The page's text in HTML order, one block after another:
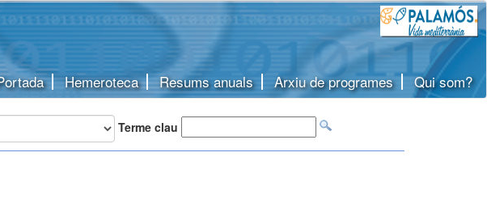
Hemeroteca Resums anuals Arxiu de programes Qui som?
Terme clau